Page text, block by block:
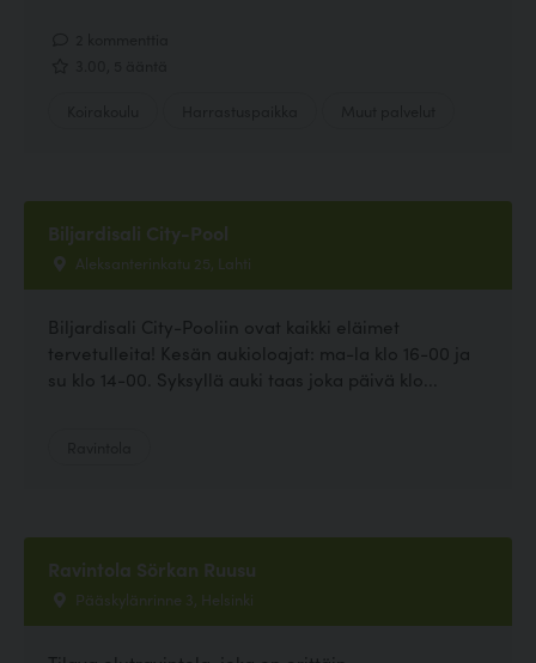
Biljardisali City-Pool
Aleksanterinkatu 25, Lahti
Biljardisali City-Pooliin ovat kaikki eläimet
tervetulleita! Kesän aukioloajat: ma-la klo 16-00 ja
su klo 14-00. Syksyllä auki taas joka päivä klo...
Ravintola Sörkan Ruusu
Pääskylänrinne 3, Helsinki